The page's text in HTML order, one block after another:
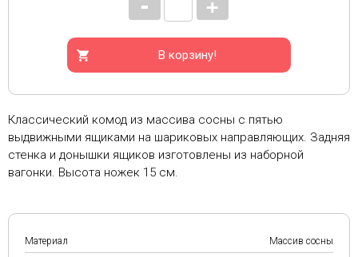
В корзину!
Классический комод из массива сосны с пятью
выдвижными ящиками на шариковых направляющих. Задняя
стенка и донышки ящиков изготовлены из наборной
вагонки. Высота ножек 15 см.
Материал Массив сосны